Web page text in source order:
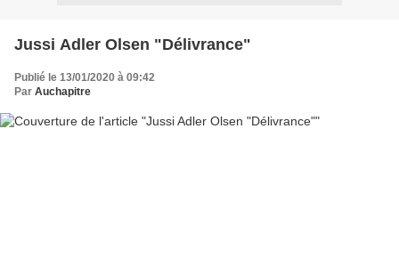
Jussi Adler Olsen "Délivrance"
Publié le 13/01/2020 à 09:42
Par Auchapitre